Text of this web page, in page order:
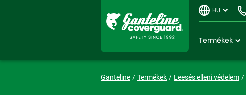
HU
Termékek
Ganteline Termékek Leesés elleni védelem